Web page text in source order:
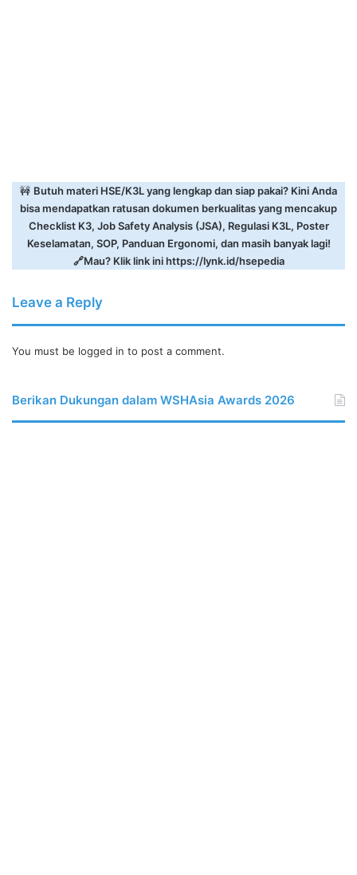
🚧 Butuh materi HSE/K3L yang lengkap dan siap pakai? Kini Anda
bisa mendapatkan ratusan dokumen berkualitas yang mencakup
Checklist K3, Job Safety Analysis (JSA), Regulasi K3L, Poster
Keselamatan, SOP, Panduan Ergonomi, dan masih banyak lagi!
🔗Mau? Klik link inihttps://lynk.id/hsepedia
Leave a Reply
You must be logged in to post a comment.
Berikan Dukungan dalam WSHAsia Awards 2026